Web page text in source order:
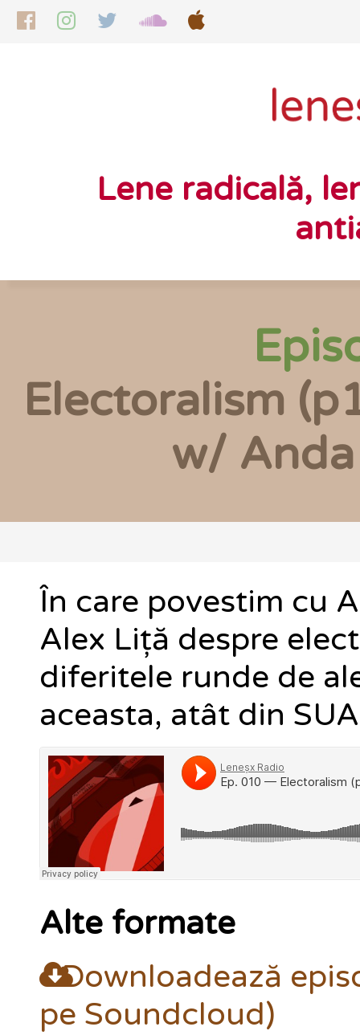
Lene radicală,
Electoralism
w/
În care povestim cu
Alex Liță despre
diferitele runde de
aceasta, atât din
Alte formate
Downloadează
pe Soundcloud)